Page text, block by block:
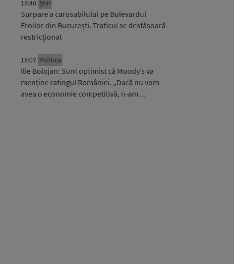
18:40 Știri
Surpare a carosabilului pe Bulevardul
Eroilor din București. Traficul se desfășoară
restricționat
18:07 Politica
Ilie Bolojan: Sunt optimist că Moody’s va
menține ratingul României. „Dacă nu vom
avea o economie competitivă, n-am…